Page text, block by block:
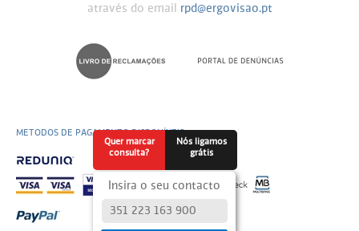
através do email
rpd@ergovisao.pt
METODOS DE PAGAMENTO DISPONÍVEIS
Quer marcar
consulta?
Nós ligamos
grátis
Insira o seu contacto